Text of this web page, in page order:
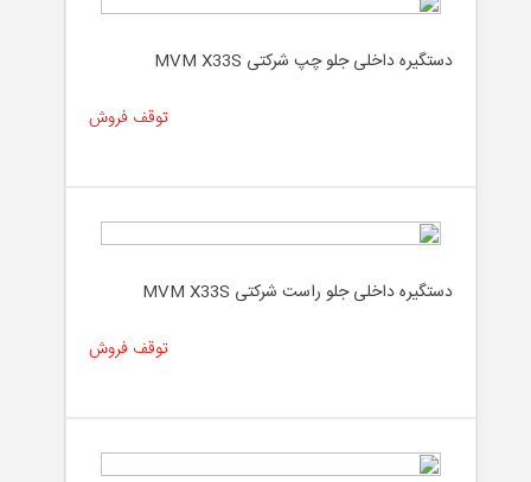
دستگیره داخلی جلو چپ شرکتی MVM X33S
توقف فروش
دستگیره داخلی جلو راست شرکتی MVM X33S
توقف فروش